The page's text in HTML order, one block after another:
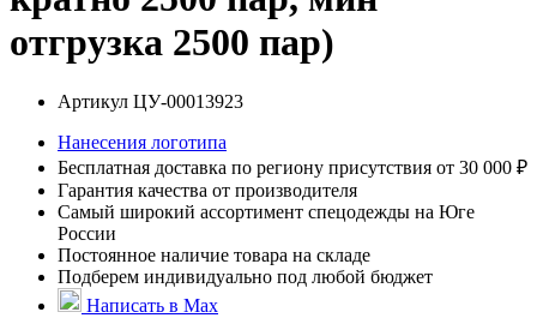
отгрузка 2500 пар)
Артикул ЦУ-00013923
Нанесения логотипа
Бесплатная доставка по региону присутствия от 30 000 ₽
Гарантия качества от производителя
Самый широкий ассортимент спецодежды на Юге
России
Постоянное наличие товара на складе
Подберем индивидуально под любой бюджет
Написать в Max